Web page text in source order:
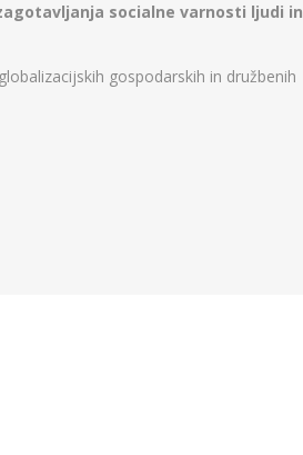
socialne varnosti ljudi in
gospodarskih in družbenih